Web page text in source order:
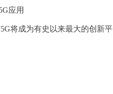
应用
将成为有史以来最大的创新平